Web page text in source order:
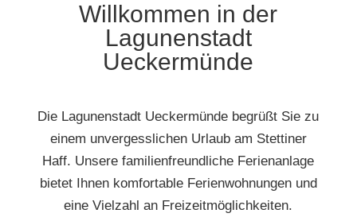
Willkommen in der
Lagunenstadt
Ueckermünde
Die Lagunenstadt Ueckermünde begrüßt Sie zu
einem unvergesslichen Urlaub am Stettiner
Haff. Unsere familienfreundliche Ferienanlage
bietet Ihnen komfortable Ferienwohnungen und
eine Vielzahl an Freizeitmöglichkeiten.